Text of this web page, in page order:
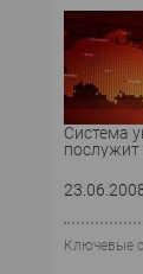
Система
послужит
Ключевые